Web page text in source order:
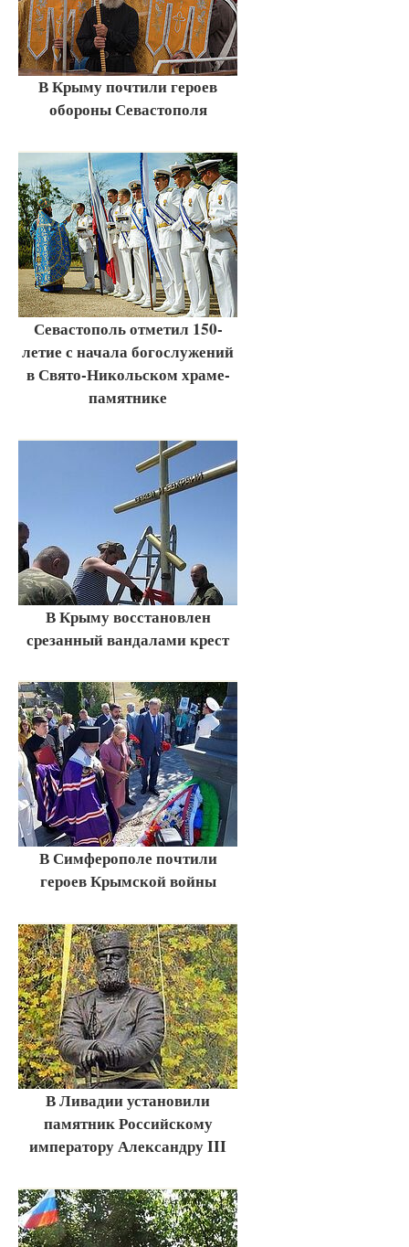
В Крыму почтили героев
обороны Севастополя
Севастополь отметил 150-
летие с начала богослужений
в Свято-Никольском храме-
памятнике
В Крыму восстановлен
срезанный вандалами крест
В Симферополе почтили
героев Крымской войны
В Ливадии установили
памятник Российскому
императору Александру III